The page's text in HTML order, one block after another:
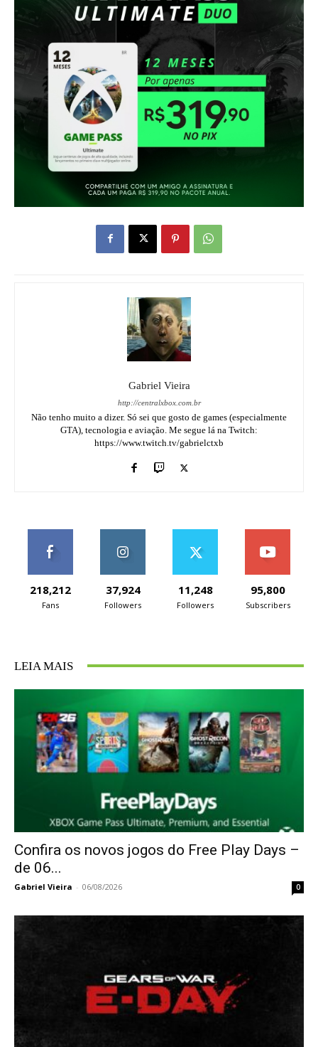
Gabriel Vieira
http://centralxbox.com.br
Não tenho muito a dizer. Só sei que gosto de games (especialmente
GTA), tecnologia e aviação. Me segue lá na Twitch:
https://www.twitch.tv/gabrielctxb
218,212
Fans
37,924
Followers
11,248
Followers
95,800
Subscribers
LEIA MAIS
Confira os novos jogos do Free Play Days –
de 06...
Gabriel Vieira - 06/08/2026 0